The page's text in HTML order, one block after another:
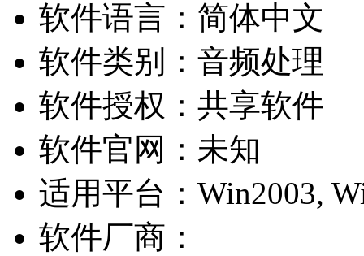
软件语言： 简体中文
软件类别： 音频处理
软件授权： 共享软件
软件官网： 未知
适用平台： Win2003,
软件厂商：